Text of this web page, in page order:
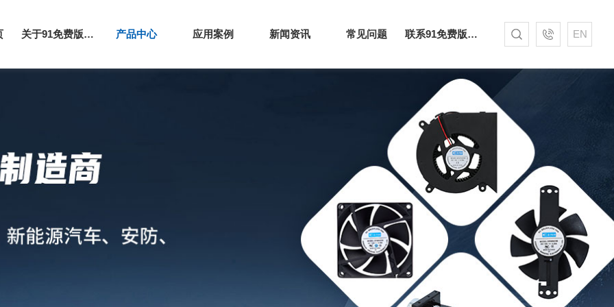
关于91免费版下载网站 产品中心 应用案例 新闻资讯 常见问题 联系91免费版下载网站 EN